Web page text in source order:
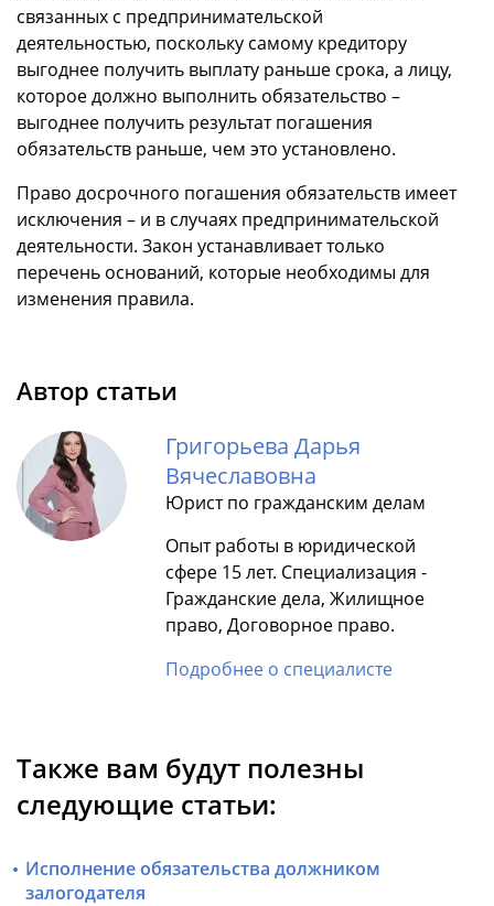
связанных с предпринимательской
деятельностью, поскольку самому кредитору
выгоднее получить выплату раньше срока, а лицу,
которое должно выполнить обязательство –
выгоднее получить результат погашения
обязательств раньше, чем это установлено.
Право досрочного погашения обязательств имеет
исключения – и в случаях предпринимательской
деятельности. Закон устанавливает только
перечень оснований, которые необходимы для
изменения правила.
Автор статьи
Григорьева Дарья
Вячеславовна
Юрист по гражданским делам
Опыт работы в юридической
сфере 15 лет. Специализация -
Гражданские дела, Жилищное
право, Договорное право.
Подробнее о специалисте
Также вам будут полезны
следующие статьи:
Исполнение обязательства должником
залогодателя